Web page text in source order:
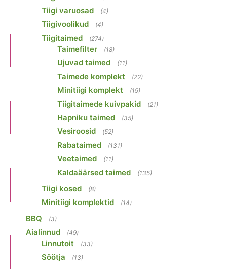
Tiigi varuosad (4)
Tiigivoolikud (4)
Tiigitaimed (274)
Taimefilter (18)
Ujuvad taimed (11)
Taimede komplekt (22)
Minitiigi komplekt (19)
Tiigitaimede kuivpakid (21)
Hapniku taimed (35)
Vesiroosid (52)
Rabataimed (131)
Veetaimed (11)
Kaldaäärsed taimed (135)
Tiigi kosed (8)
Minitiigi komplektid (14)
BBQ (3)
Aialinnud (49)
Linnutoit (33)
Söötja (13)